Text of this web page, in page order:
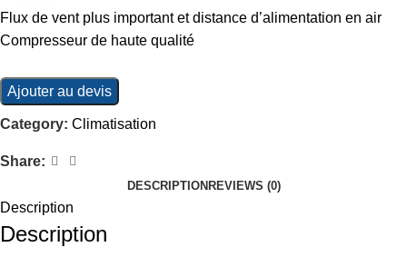
Flux de vent plus important et distance d’alimentation en air
Compresseur de haute qualité
Ajouter au devis
Category: Climatisation
Share:
DESCRIPTION REVIEWS (0)
Description
Description